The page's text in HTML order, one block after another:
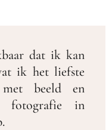
dat ik kan
ik het liefste
beeld en
fotografie in